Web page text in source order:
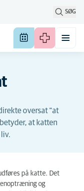
SØG
oversat "at
at katten
på katte. Det
og